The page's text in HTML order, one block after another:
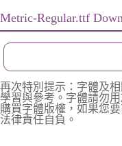
Metric-Regular.ttf
再次特別提示：字體及
學習與參考。字體請勿
購買字體版權，如果您
法律責任自負。